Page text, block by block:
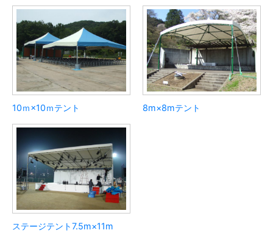
10ｍ×10ｍテント 8m×8mテント
ステージテント7.5m×11m